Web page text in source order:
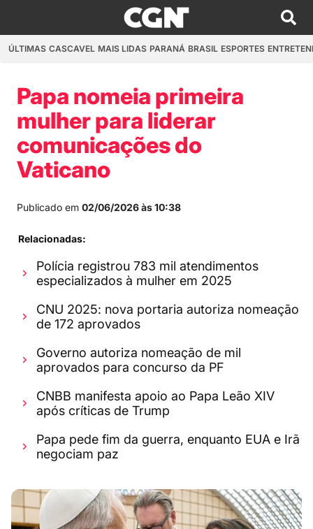
ÚLTIMAS CASCAVEL MAIS LIDAS PARANÁ BRASIL ESPORTES
Papa nomeia primeira
mulher para liderar
comunicações do
Vaticano
Publicado em 02/06/2026 às 10:38
Relacionadas:
Polícia registrou 783 mil atendimentos
especializados à mulher em 2025
CNU 2025: nova portaria autoriza nomeação
de 172 aprovados
Governo autoriza nomeação de mil
aprovados para concurso da PF
CNBB manifesta apoio ao Papa Leão XIV
após críticas de Trump
Papa pede fim da guerra, enquanto EUA e Irã
negociam paz